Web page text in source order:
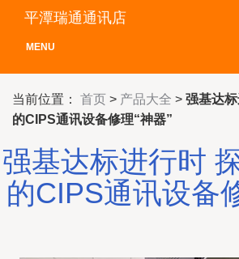
平潭瑞通通讯店
MENU
当前位置： 首页 > 产品大全 > 强基达
的CIPS通讯设备修理“神器”
强基达标进行时
的CIPS通讯设备